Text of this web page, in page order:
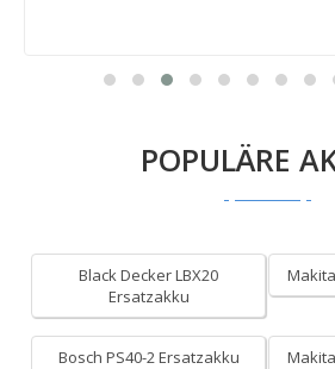
POPULÄRE
Black Decker LBX20
Ersatzakku
Bosch PS40-2 Ersatzakku